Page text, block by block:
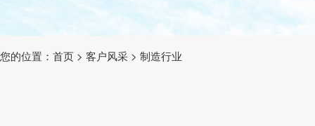
您的位置： 首页 > 客户风采 > 制造行业